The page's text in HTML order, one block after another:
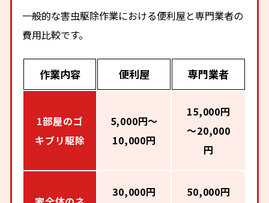
一般的な害虫駆除作業における便利屋と専門業者の
費用比較です。
作業内容 便利屋 専門業者
1部屋のゴ
キブリ駆除
5,000円～
10,000円
15,000円
～20,000
円
30,000円
50,000円